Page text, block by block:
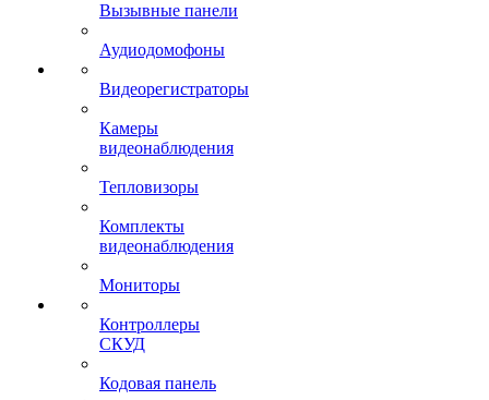
Вызывные панели
Аудиодомофоны
Видеорегистраторы
Камеры
видеонаблюдения
Тепловизоры
Комплекты
видеонаблюдения
Мониторы
Контроллеры
СКУД
Кодовая панель